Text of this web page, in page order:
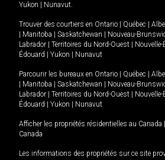
Yukon
Nunavut.
Trouver des courtiers en Ontario Québec
Manitoba Saskatchewan Nouveau-
Labrador
Territoires du Nord-Ouest
Édouard
Yukon Nunavut
Parcourir les bureaux en Ontario Québec
Manitoba Saskatchewan Nouveau-
Labrador
Territoires du Nord-Ouest
Édouard
Yukon Nunavut
Afficher les propriétés résidentielles au Canada
Canada
Les informations des propriétés sur ce site